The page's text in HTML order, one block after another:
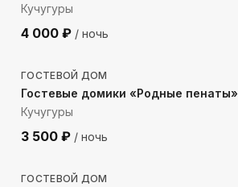
Кучугуры
4 000 ₽ / ночь
742м до моря
ГОСТЕВОЙ ДОМ
Гостевые домики «Родные пенаты»
Кучугуры
3 500 ₽ / ночь
167м до моря
ГОСТЕВОЙ ДОМ